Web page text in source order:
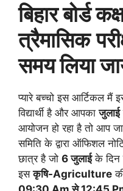
बिहार बोर्ड
त्रैमासिक
समय लिया
प्यारे बच्चो इस आर्टिकल मैं
विद्यार्थी है और आपकाजुलाई
आयोजन हो रहा है तो आप
समिति के द्वारा ऑफिशल
छात्र है जो 6 जुलाईके दिन
इसकृषि-Agriculture